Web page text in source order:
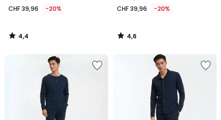
au
de
CHF
appliquée.
CHF 39,96 -20%
4,4
/
CHF 39,96 -20%
4,6
/